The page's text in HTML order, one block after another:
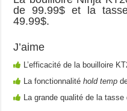
de 99.99$ et la
49.99$.
J’aime
L’efficacité de la bouilloire
La fonctionnalitéhold temp
La grande qualité de la